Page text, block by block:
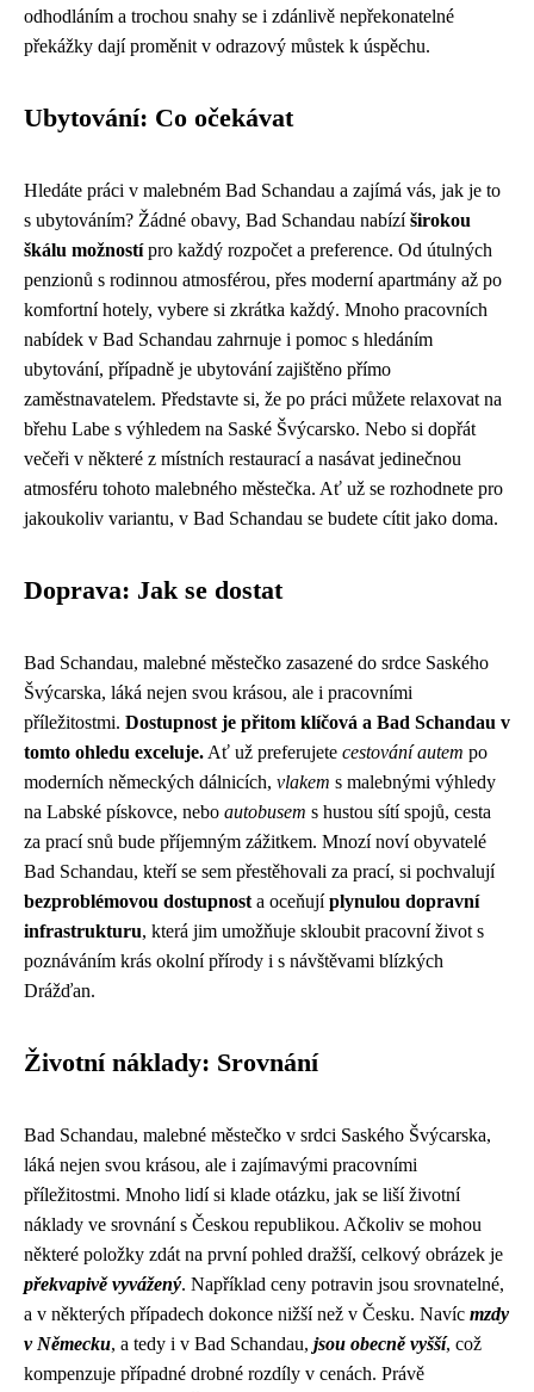
odhodláním a trochou snahy se i zdánlivě nepřekonatelné
překážky dají proměnit v odrazový můstek k úspěchu.
Ubytování: Co očekávat
Hledáte práci v malebném Bad Schandau a zajímá vás, jak je to
s ubytováním? Žádné obavy, Bad Schandau nabízíširokou
škálu možnostípro každý rozpočet a preference. Od útulných
penzionů s rodinnou atmosférou, přes moderní apartmány až po
komfortní hotely, vybere si zkrátka každý. Mnoho pracovních
nabídek v Bad Schandau zahrnuje i pomoc s hledáním
ubytování, případně je ubytování zajištěno přímo
zaměstnavatelem. Představte si, že po práci můžete relaxovat na
břehu Labe s výhledem na Saské Švýcarsko. Nebo si dopřát
večeři v některé z místních restaurací a nasávat jedinečnou
atmosféru tohoto malebného městečka. Ať už se rozhodnete pro
jakoukoliv variantu, v Bad Schandau se budete cítit jako doma.
Doprava: Jak se dostat
Bad Schandau, malebné městečko zasazené do srdce Saského
Švýcarska, láká nejen svou krásou, ale i pracovními
příležitostmi. Dostupnost je přitom klíčová a Bad Schandau v
tomto ohledu exceluje. Ať už preferujete cestování autem po
moderních německých dálnicích, vlakem s malebnými výhledy
na Labské pískovce, nebo autobusem s hustou sítí spojů, cesta
za prací snů bude příjemným zážitkem. Mnozí noví obyvatelé
Bad Schandau, kteří se sem přestěhovali za prací, si pochvalují
bezproblémovou dostupnost a oceňujíplynulou dopravní
infrastrukturu, která jim umožňuje skloubit pracovní život s
poznáváním krás okolní přírody i s návštěvami blízkých
Drážďan.
Životní náklady: Srovnání
Bad Schandau, malebné městečko v srdci Saského Švýcarska,
láká nejen svou krásou, ale i zajímavými pracovními
příležitostmi. Mnoho lidí si klade otázku, jak se liší životní
náklady ve srovnání s Českou republikou. Ačkoliv se mohou
některé položky zdát na první pohled dražší, celkový obrázek je
překvapivě vyvážený. Například ceny potravin jsou srovnatelné,
a v některých případech dokonce nižší než v Česku. Navíc mzdy
v Německu, a tedy i v Bad Schandau, jsou obecně vyšší, což
kompenzuje případné drobné rozdíly v cenách. Právě